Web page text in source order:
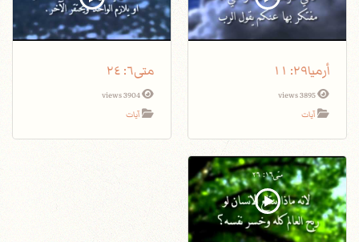
أرميا٢٩: ١١
3895 views
آيات
متى٦: ٢٤
3904 views
آيات